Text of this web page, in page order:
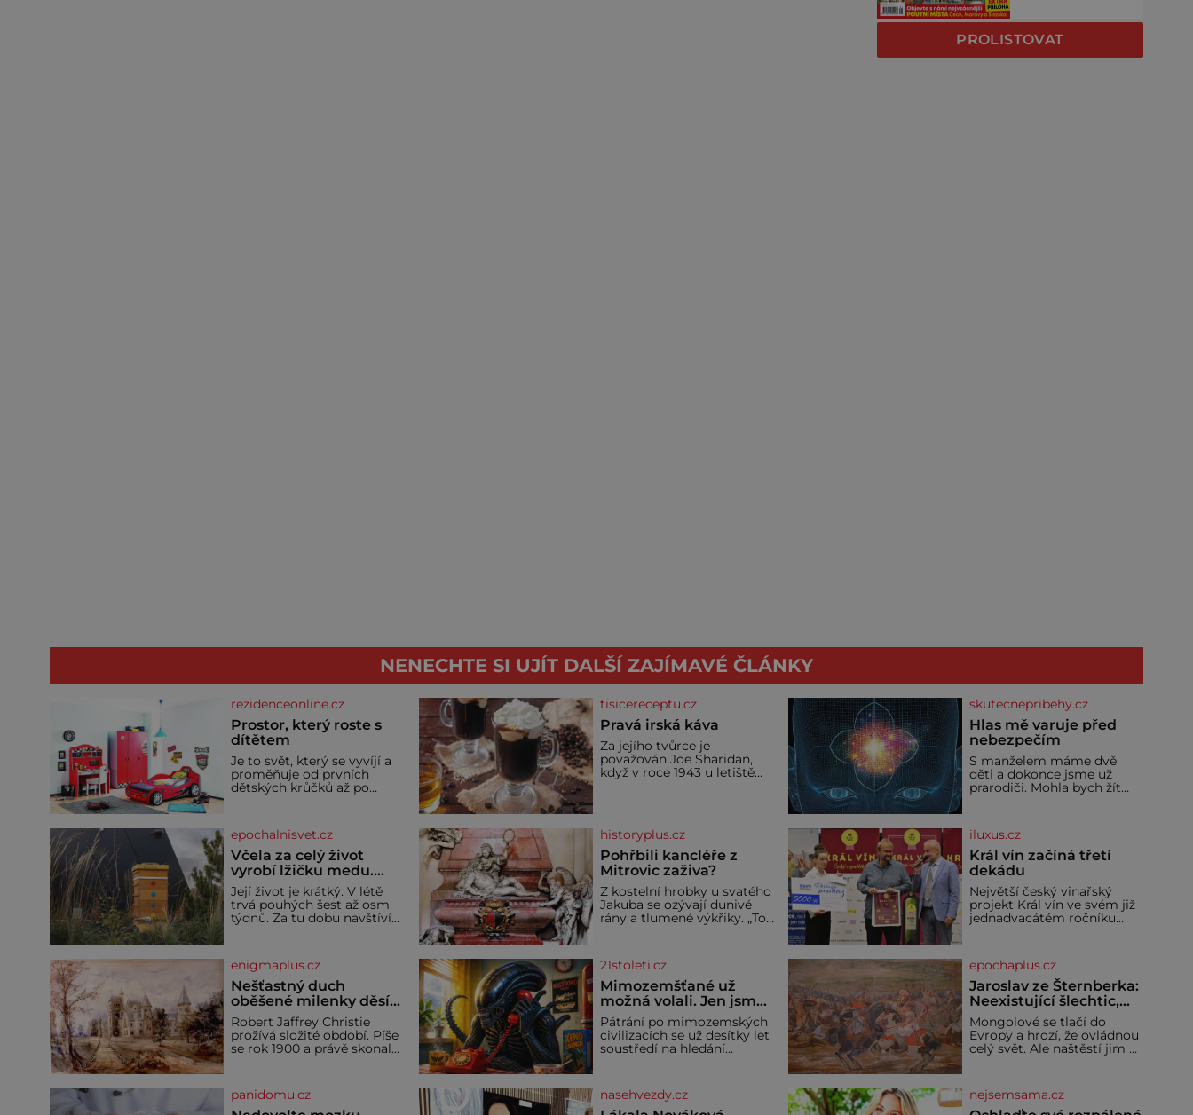
PROLISTOVAT
NENECHTE SI UJÍT DALŠÍ ZAJÍMAVÉ ČLÁNKY
rezidenceonline.cz
Prostor, který roste s
dítětem
Je to svět, který se vyvíjí a
proměňuje od prvních
dětských krůčků až po
bezpečí, kreativitu,
soustředění i odpočinek a
reaguje na každou etapu
života a specifické potřeby
dítěte. Pro nejmenší je
klíčová jednoduchost,
měkkost a bezpečí, proto
by pokoj miminka měl
tisicereceptu.cz
Pravá irská káva
Za jejího tvůrce je
považován Joe Sharidan,
když v roce 1943 u letiště
nemohli pokračovat v cestě.
Povzbudil je tehdy kávou,
skutecnepribehy.cz
Hlas mě varuje před
nebezpečím
S manželem máme dvě
děti a dokonce jsme už
prarodiči. Mohla bych žít
nabourala mysl. Živím se
jako mzdová účetní a konec
měsíce je pro mě vždy
velice psychicky náročným
máme vnoučata, mi dcera
čím dál častěji volá o
pomoc, co se hlídání týče.
epochalnisvet.cz
Včela za celý život
vyrobí lžičku medu.
Čím je pražský med ze
střech tak ceněný?
Její život je krátký. V létě
trvá pouhých šest až osm
týdnů. Za tu dobu navštíví
přibližně devět gramů
medu – zhruba jednu
čajovou lžičku. Sama o sobě
se může zdát bezvýznamná.
Teprve když se spojí s
dalšími desítkami tisíc
příslušnic svého včelstva,
vznikne jeden z
historyplus.cz
Pohřbili kancléře z
Mitrovic zaživa?
Z kostelní hrobky u svatého
Jakuba se ozývají dunivé
rány a tlumené výkřiky. „To
kopy grošů by se nikdo
neodvážil podzemní hrobku
otevřít a její poklop tak
raději jen skrápí svěcenou
vodou. Za několik dní divné
burácení skutečně ustane.
Když o mnoho let později
hrobku
iluxus.cz
Král vín začíná třetí
dekádu
Největší český vinařský
projekt Král vín ve svém již
jednadvacátém ročníku
porota z celkem 1260
vzorků od 157 vinařů. Král
vín, který se – i pře
enigmaplus.cz
Nešťastný duch
oběšené milenky děsí
studentky
Robert Jaffrey Christie
prožívá složité období. Píše
se rok 1900 a právě skonal
(1829–1900). Smutná
událost je ale doprovázena
21stoleti.cz
Mimozemšťané už
možná volali. Jen jsme
jejich zprávu
nedokázali rozpoznat
Pátrání po mimozemských
civilizacích se už desítky let
soustředí na hledání
sama vytvořila jen stěží.
Nová studie však naznačuje,
epochaplus.cz
Jaroslav ze Šternberka:
Neexistující šlechtic,
který z Moravy vyžene
Mongoly
Mongolové se tlačí do
Evropy a hrozí, že ovládnou
celý svět. Ale naštěstí jim v
království, které dokáže
dobyvatelské hordy
panidomu.cz nasehvezdy.cz nejsemsama.cz